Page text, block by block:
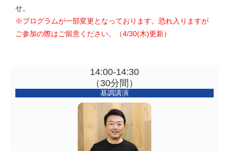
せ。
※プログラムが一部変更となっております。恐れ入りますが
ご参加の際はご留意ください。（4/30(木)更新）
14:00-14:30
（30分間）
基調講演